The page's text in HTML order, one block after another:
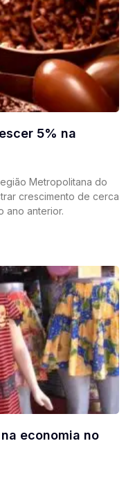
5% na
Metropolitana do
crescimento de cerca
ano anterior.
economia no